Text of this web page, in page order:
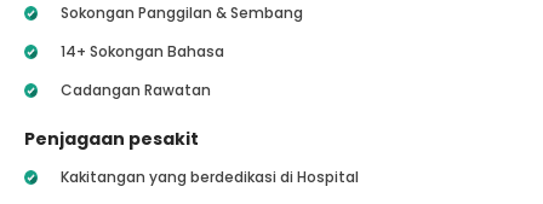
Sokongan Panggilan & Sembang
14+ Sokongan Bahasa
Cadangan Rawatan
Penjagaan pesakit
Kakitangan yang berdedikasi di Hospital